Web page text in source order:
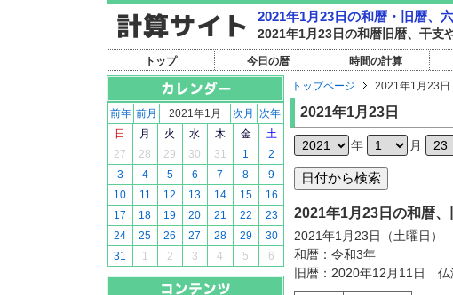
2021年1月23日の和暦・旧暦、
2021年1月23日の和暦旧暦、干支
トップ 今日の暦 時間の計算
前年 前月 2021年1月 次月
次年
日
月 火 水 木 金
土
27
28 29 30 31 1
2
3
4 5 6 7 8
9
10
11 12 13 14 15
16
17
18 19 20 21 22
23
24
25 26 27 28 29
30
31
1 2 3 4 5 6
トップページ 2021年1月23日
2021年1月23日
年 月
2021年1月23日の和暦
2021年1月23日（土曜日）
和暦：令和3年
旧暦：2020年12月11日 仏